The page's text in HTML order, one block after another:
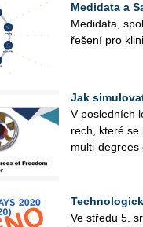
Medidata a
Me­di­da­ta,
ře­še­ní pro
Jak
V po­sled­ních
rech, které se
multi-de­gre­es
Ve stře­du 5.